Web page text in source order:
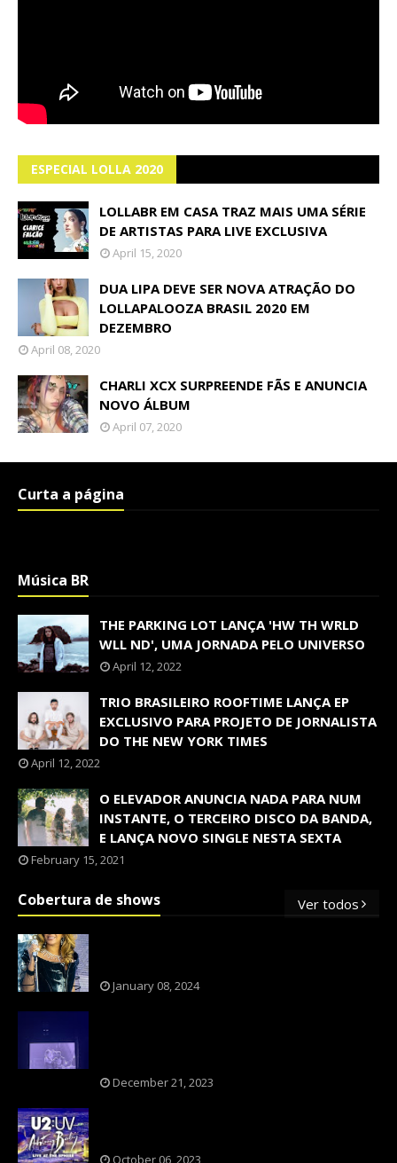
ESPECIAL LOLLA 2020
LOLLABR EM CASA TRAZ MAIS UMA SÉRIE
DE ARTISTAS PARA LIVE EXCLUSIVA
April 15, 2020
DUA LIPA DEVE SER NOVA ATRAÇÃO DO
LOLLAPALOOZA BRASIL 2020 EM
DEZEMBRO
April 08, 2020
CHARLI XCX SURPREENDE FÃS E ANUNCIA
NOVO ÁLBUM
April 07, 2020
Curta a página
Música BR
THE PARKING LOT LANÇA 'HW TH WRLD
WLL ND', UMA JORNADA PELO UNIVERSO
April 12, 2022
TRIO BRASILEIRO ROOFTIME LANÇA EP
EXCLUSIVO PARA PROJETO DE JORNALISTA
DO THE NEW YORK TIMES
April 12, 2022
O ELEVADOR ANUNCIA NADA PARA NUM
INSTANTE, O TERCEIRO DISCO DA BANDA,
E LANÇA NOVO SINGLE NESTA SEXTA
February 15, 2021
Cobertura de shows Ver todos
January 08, 2024
December 21, 2023
October 06, 2023